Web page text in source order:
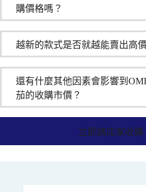
購價格嗎？
越新的款式是否就越能賣出高
還有什麼其他因素會影響到
茄的收購市價？
立即請店家收購